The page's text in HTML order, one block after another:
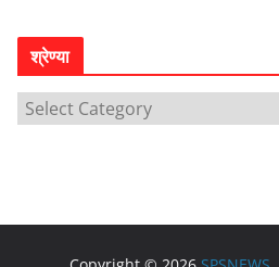
श्रेण्या
श्रे
ण्या